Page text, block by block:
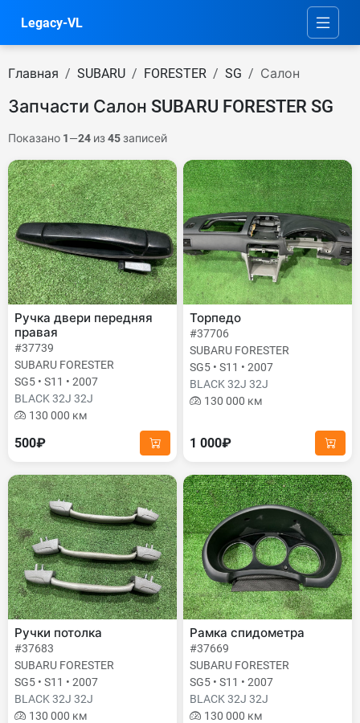
Legacy-VL
Главная SUBARU FORESTER SG Салон
Запчасти Салон SUBARU FORESTER SG
Показано 1—24 из45записей
Ручка двери передняя
правая
#37739
SUBARU FORESTER
SG5 • S11 • 2007
BLACK 32J 32J
130 000 км
500₽
Торпедо
#37706
SUBARU FORESTER
SG5 • S11 • 2007
BLACK 32J 32J
130 000 км
1 000₽
Ручки потолка
#37683
SUBARU FORESTER
SG5 • S11 • 2007
BLACK 32J 32J
130 000 км
Рамка спидометра
#37669
SUBARU FORESTER
SG5 • S11 • 2007
BLACK 32J 32J
130 000 км